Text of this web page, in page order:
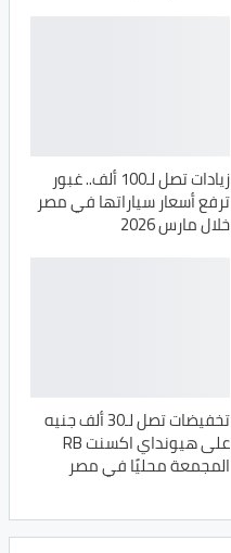
زيادات تصل لـ100 ألف.. غبور
ترفع أسعار سياراتها في مصر
خلال مارس 2026
تخفيضات تصل لـ30 ألف جنيه
على هيونداي اكسنت RB
المجمعة محليًا في مصر